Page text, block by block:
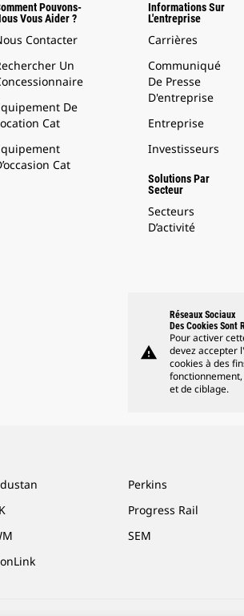
Pouvons-
Vous Aider ?
Contacter
Un
De
Cat
Cat
Informations Sur
L'entreprise
Carrières
Communiqué
De Presse
D'entreprise
Entreprise
Investisseurs
Solutions Par
Secteur
Secteurs
D’activité
warning
Réseaux Sociaux
Des Cookies Sont
Pour activer
devez accepter
cookies à des
et de ciblage.
Perkins
Progress Rail
SEM